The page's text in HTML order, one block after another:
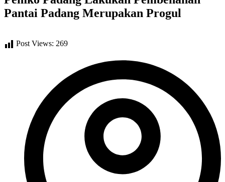
Pantai Padang Merupakan Progul
Post Views: 269